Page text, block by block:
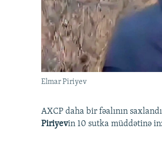
Elmar Piriyev
AXCP daha bir fəalının
Piriyevin 10 sutka müddətinə